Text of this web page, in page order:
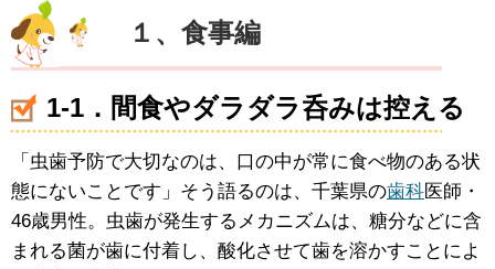
１、食事編
1-1．間食やダラダラ呑みは控える
「虫歯予防で大切なのは、口の中が常に食べ物のある状
態にないことです」そう語るのは、千葉県の歯科医師・
46歳男性。虫歯が発生するメカニズムは、糖分などに含
まれる菌が歯に付着し、酸化させて歯を溶かすことによ